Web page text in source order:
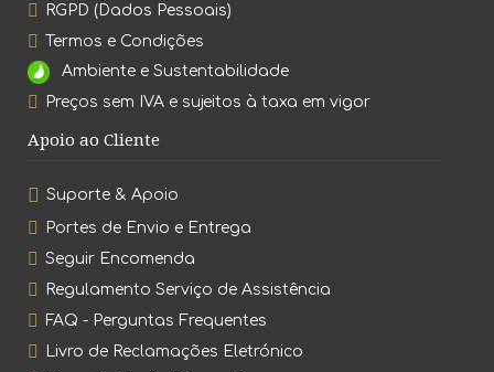
RGPD (Dados Pessoais)
Termos e Condições
Ambiente e Sustentabilidade
Preços sem IVA e sujeitos à taxa em vigor
Apoio ao Cliente
Suporte & Apoio
Portes de Envio e Entrega
Seguir Encomenda
Regulamento Serviço de Assistência
FAQ - Perguntas Frequentes
Livro de Reclamações Eletrónico